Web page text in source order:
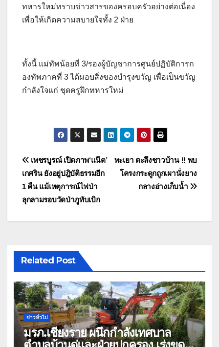
ทหารใหม่ทราบข่าวสารของครอบครัวอย่างต่อเนื่อง
เพื่อให้เกิดความสบายใจทั้ง 2 ฝ่าย
ทั้งนี้ แม่ทัพน้อยที่ 3/รองผู้บัญชาการศูนย์ปฏิบัติการก
องทัพภาคที่ 3 ได้มอบสิ่งของบำรุงขวัญ เพื่อเป็นขวัญ
กำลังใจแก่ ชุดครูฝึกทหารใหม่
แนะแนว
เรื่อง
พะเยา ตะลึงชาวบ้าน !! พบ
โครงกระดูกถูกเผานั่งยาง
กลางอ่างเก็บน้ำ
เพชรบูรณ์ เปิดภาพ‘แน๊ต’
เกศริน ยังอยู่ปฎิบัติธรรมอีก
1 คืน แม้เหตุการณ์ไฟป่า
ลุกลามรอบวัดป่าภูทับเบิก
Related Post
ข่าวทั่วไป
มรภ.เชียงราย ผนึกกำลังเทศบาล